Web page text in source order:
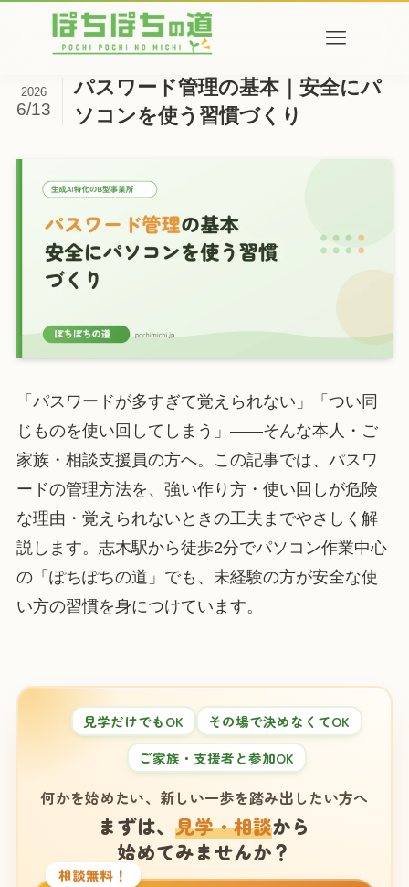
パスワード管理の基本｜安全にパ
ソコンを使う習慣づくり
2026
6/13
「パスワードが多すぎて覚えられない」「つい同
じものを使い回してしまう」——そんな本人・ご
家族・相談支援員の方へ。この記事では、パスワ
ードの管理方法を、強い作り方・使い回しが危険
な理由・覚えられないときの工夫までやさしく解
説します。志木駅から徒歩2分でパソコン作業中心
の「ぽちぽちの道」でも、未経験の方が安全な使
い方の習慣を身につけています。
見学だけでもOK
その場で決めなくてOK
ご家族・支援者と参加OK
何かを始めたい、新しい一歩を踏み出したい方へ
まずは、見学・相談から
始めてみませんか？
相談無料！